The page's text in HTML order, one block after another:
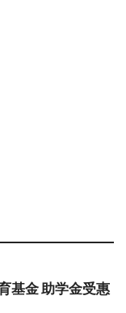
基金 助学金受惠